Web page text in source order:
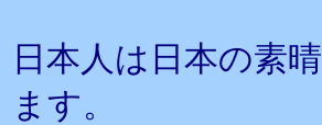
日本人は日本の素
ます。